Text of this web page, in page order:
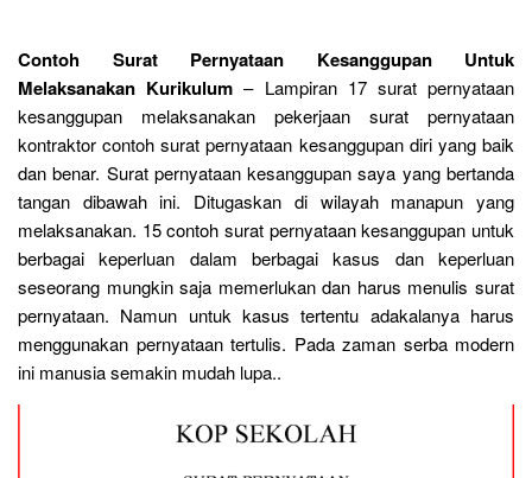
Contoh Surat Pernyataan Kesanggupan Untuk
Melaksanakan Kurikulum – Lampiran 17 surat pernyataan
kesanggupan melaksanakan pekerjaan surat pernyataan
kontraktor contoh surat pernyataan kesanggupan diri yang baik
dan benar. Surat pernyataan kesanggupan saya yang bertanda
tangan dibawah ini. Ditugaskan di wilayah manapun yang
melaksanakan. 15 contoh surat pernyataan kesanggupan untuk
berbagai keperluan dalam berbagai kasus dan keperluan
seseorang mungkin saja memerlukan dan harus menulis surat
pernyataan. Namun untuk kasus tertentu adakalanya harus
menggunakan pernyataan tertulis. Pada zaman serba modern
ini manusia semakin mudah lupa..